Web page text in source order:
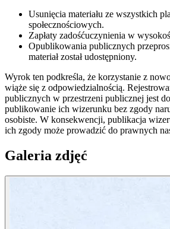
Usunięcia materiału ze wszystkich
społecznościowych.
Zapłaty zadośćuczynienia w
Opublikowania publicznych
materiał został udostępniony.
Wyrok ten podkreśla, że korzystanie z
wiąże się z odpowiedzialnością.
publicznych w przestrzeni publicznej jest
publikowanie ich wizerunku bez zgody
osobiste. W konsekwencji, publikacja
ich zgody może prowadzić do prawnych
Galeria zdjęć